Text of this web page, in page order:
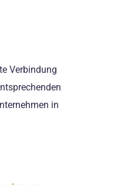
Verbindung
in